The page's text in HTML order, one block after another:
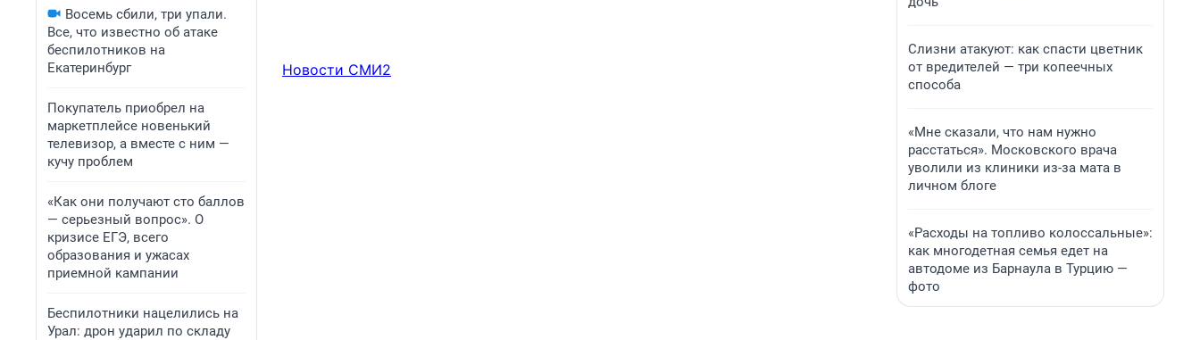
Восемь сбили, три упали.
Все, что известно об атаке
беспилотников на
Екатеринбург
Покупатель приобрел на
маркетплейсе новенький
телевизор, а вместе с ним —
кучу проблем
«Как они получают сто баллов
— серьезный вопрос». О
кризисе ЕГЭ, всего
образования и ужасах
приемной кампании
Беспилотники нацелились на
Урал: дрон ударил по складу
Новости СМИ2
Слизни атакуют: как спасти цветник
от вредителей — три копеечных
способа
«Мне сказали, что нам нужно
расстаться». Московского врача
уволили из клиники из-за мата в
личном блоге
«Расходы на топливо колоссальные»:
как многодетная семья едет на
автодоме из Барнаула в Турцию —
фото